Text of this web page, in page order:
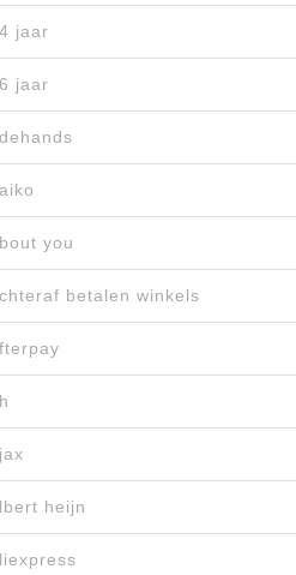
jaar
jaar
you
betalen winkels
heijn